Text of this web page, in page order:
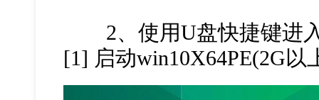
2、使用U盘快捷键进入
[1] 启动win10X64PE(2G以